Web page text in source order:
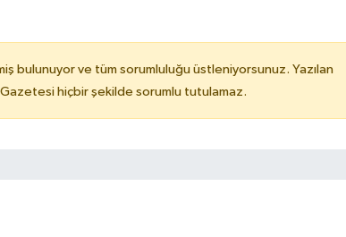
bulunuyor ve tüm sorumluluğu üstleniyorsunuz. Yazılan
hiçbir şekilde sorumlu tutulamaz.